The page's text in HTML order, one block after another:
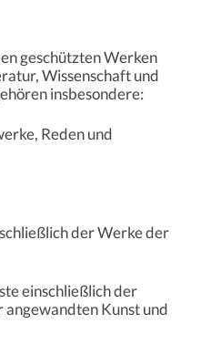
geschützten Werken
Wissenschaft und
insbesondere:
Reden und
der Werke der
einschließlich der
Kunst und